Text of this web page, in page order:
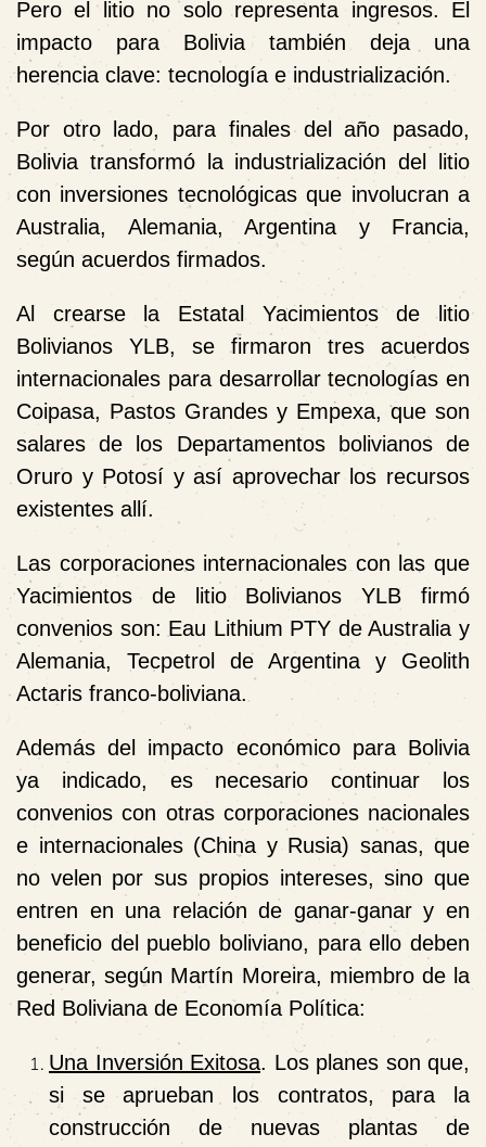
Pero el litio no solo representa ingresos. El
impacto para Bolivia también deja una
herencia clave: tecnología e industrialización.
Por otro lado, para finales del año pasado,
Bolivia transformó la industrialización del litio
con inversiones tecnológicas que involucran a
Australia, Alemania, Argentina y Francia,
según acuerdos firmados.
Al crearse la Estatal Yacimientos de litio
Bolivianos YLB, se firmaron tres acuerdos
internacionales para desarrollar tecnologías en
Coipasa, Pastos Grandes y Empexa, que son
salares de los Departamentos bolivianos de
Oruro y Potosí y así aprovechar los recursos
existentes allí.
Las corporaciones internacionales con las que
Yacimientos de litio Bolivianos YLB firmó
convenios son: Eau Lithium PTY de Australia y
Alemania, Tecpetrol de Argentina y Geolith
Actaris franco-boliviana.
Además del impacto económico para Bolivia
ya indicado, es necesario continuar los
convenios con otras corporaciones nacionales
e internacionales (China y Rusia) sanas, que
no velen por sus propios intereses, sino que
entren en una relación de ganar-ganar y en
beneficio del pueblo boliviano, para ello deben
generar, según Martín Moreira, miembro de la
Red Boliviana de Economía Política:
Una Inversión Exitosa. Los planes son que,
si se aprueban los contratos, para la
construcción de nuevas plantas de